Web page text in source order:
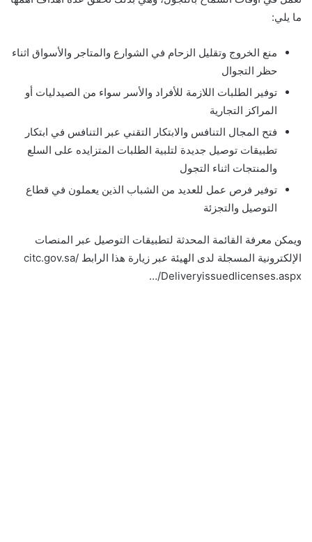
ما يلي:
منع الخروج وتقليل الزحام في الشوارع والمتاجر والأسواق اثناء
حظر التجوال
توفير الطلبات اللازمة للأفراد والأسر سواء من الصيدليات أو
المراكز التجارية
فتح المجال التنافس والابتكار التقني عبر التنافس في ابتكار
تطبيقات توصيل جديدة لتلبية الطلبات المتزايده على السلع
والمنتجات اثناء التجول
توفير فرص عمل للعديد من الشباب الذين يعملون في قطاع
التوصيل والتجزئة
ويمكن معرفة القائمة المحدثة لتطبيقات التوصيل عبر المنصات
الإلكترونية المسجلة لدى الهيئة عبر زيارة هذا الرابط citc.gov.sa/
…/Deliveryissuedlicenses.aspx